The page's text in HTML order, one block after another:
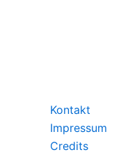
Kontakt
Impressum
Credits